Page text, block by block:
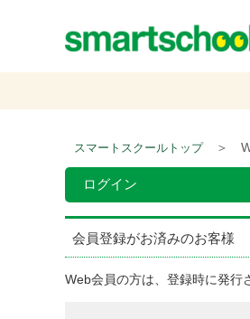
スマートスクールトップ ＞
ログイン
会員登録がお済みのお客様
Web会員の方は、登録時に発行